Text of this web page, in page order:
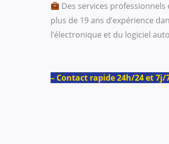
Des services
plus de 19 ans d’expérience
l’électronique et du logiciel
– Contact rapide 24h/24 et 7j/7